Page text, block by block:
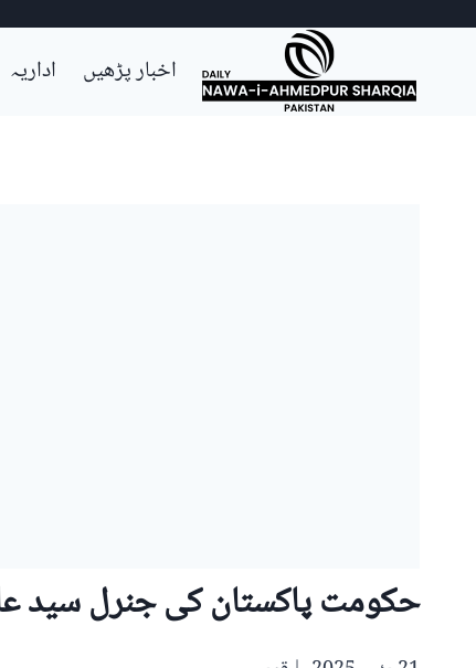
Skip
اخبار پڑھیں اداریہ
حکومت پاکستان کی جنرل سید